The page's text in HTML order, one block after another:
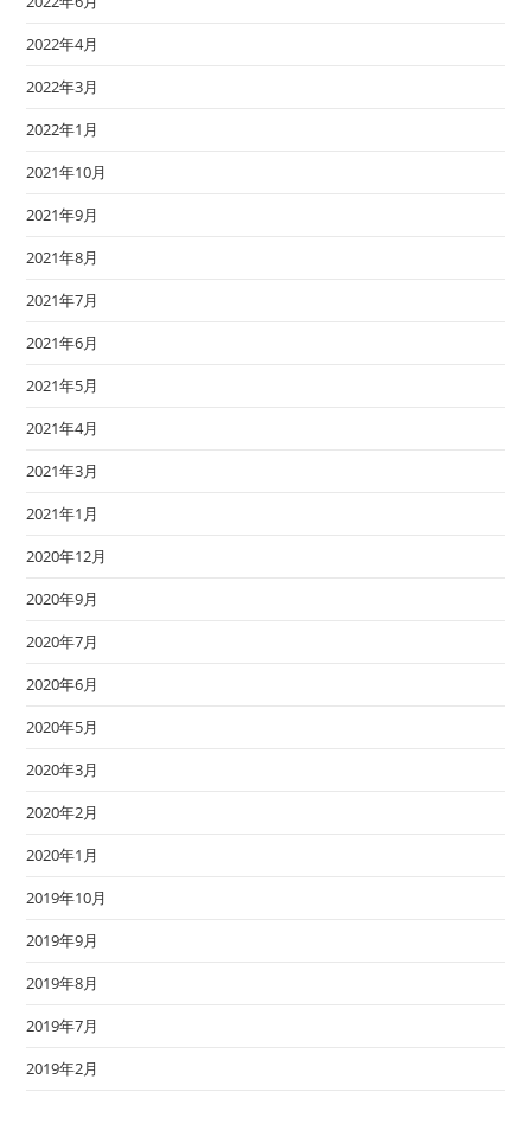
2022年4月
2022年3月
2022年1月
2021年10月
2021年9月
2021年8月
2021年7月
2021年6月
2021年5月
2021年4月
2021年3月
2021年1月
2020年12月
2020年9月
2020年7月
2020年6月
2020年5月
2020年3月
2020年2月
2020年1月
2019年10月
2019年9月
2019年8月
2019年7月
2019年2月